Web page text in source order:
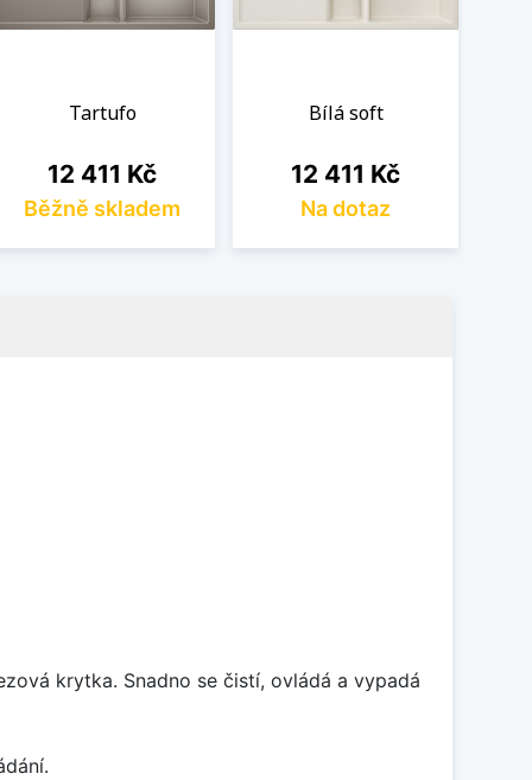
Tartufo
Cena
12 411 Kč
Běžně skladem
Bílá soft
Cena
12 411 Kč
Na dotaz
krytka. Snadno se čistí, ovládá a vypadá